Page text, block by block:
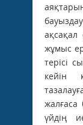
жұмыс
терісі
кейін
жалғаса
үйдің